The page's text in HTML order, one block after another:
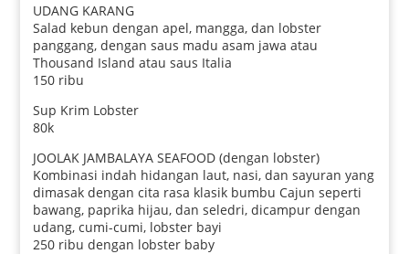
UDANG KARANG
Salad kebun dengan apel, mangga, dan lobster
panggang, dengan saus madu asam jawa atau
Thousand Island atau saus Italia
150 ribu
Sup Krim Lobster
80k
JOOLAK JAMBALAYA SEAFOOD (dengan lobster)
Kombinasi indah hidangan laut, nasi, dan sayuran yang
dimasak dengan cita rasa klasik bumbu Cajun seperti
bawang, paprika hijau, dan seledri, dicampur dengan
udang, cumi-cumi, lobster bayi
250 ribu dengan lobster baby